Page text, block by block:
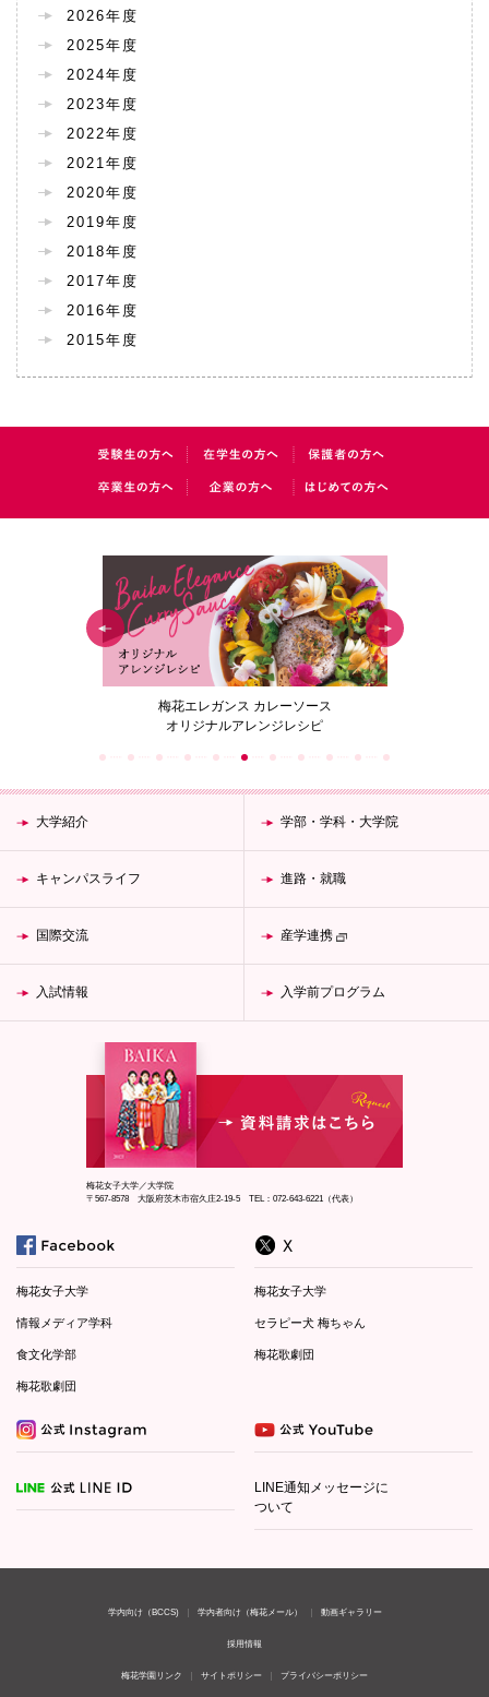
お問い合わせ
BCCS
2026年度
2025年度
2024年度
2023年度
2022年度
2021年度
2020年度
2019年度
2018年度
2017年度
2016年度
2015年度
梅花エレガンス カレーソース
オリジナルアレンジレシピ
大学紹介 学部・学科・大学院
キャンパスライフ 進路・就職
国際交流 産学連携
入試情報 入学前プログラム
梅花女子大学／大学院
〒567-8578 大阪府茨木市宿久庄2-19-5 TEL：072-643-6221（代表）
梅花女子大学
情報メディア学科
食文化学部
梅花歌劇団
梅花女子大学
セラピー犬 梅ちゃん
梅花歌劇団
LINE通知メッセージに
ついて
学内向け（BCCS) 学内者向け（梅花メール） 動画ギャラリー
採用情報
梅花学園リンク サイトポリシー プライバシーポリシー